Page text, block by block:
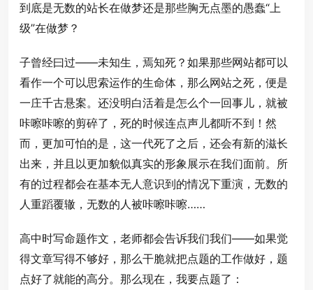
到底是无数的站长在做梦还是那些胸无点墨的愚蠢“上
级”在做梦？
子曾经曰过——未知生，焉知死？如果那些网站都可以
看作一个可以思索运作的生命体，那么网站之死，便是
一庄千古悬案。还没明白活着是怎么个一回事儿，就被
咔嚓咔嚓的剪碎了，死的时候连点声儿都听不到！然
而，更加可怕的是，这一代死了之后，还会有新的滋长
出来，并且以更加貌似真实的形象展示在我们面前。所
有的过程都会在基本无人意识到的情况下重演，无数的
人重蹈覆辙，无数的人被咔嚓咔嚓……
高中时写命题作文，老师都会告诉我们我们——如果觉
得文章写得不够好，那么干脆就把点题的工作做好，题
点好了就能的高分。那么现在，我要点题了：